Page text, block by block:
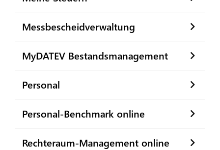
Messbescheidverwaltung
MyDATEV Bestandsmanagement
Personal
Personal-Benchmark online
Rechteraum-Management online